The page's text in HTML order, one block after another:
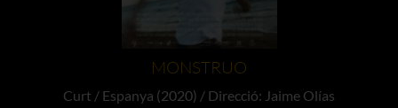
MONSTRUO
Curt / Espanya (2020) / Direcció: Jaime Olías